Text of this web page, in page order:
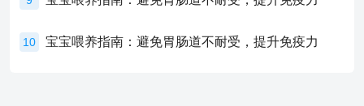
10 宝宝喂养指南：避免胃肠道不耐受，提升免疫力